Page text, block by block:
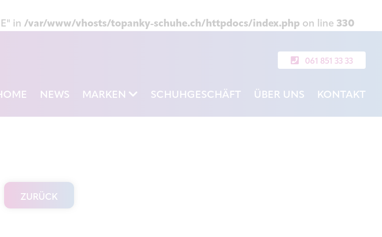
in /var/www/vhosts/topanky-schuhe.ch/httpdocs/index.phpon line 330
061 851 33 33
KONTAKT
ÜBER UNS
SCHUHGESCHÄFT
MARKEN
NEWS
ZURÜCK